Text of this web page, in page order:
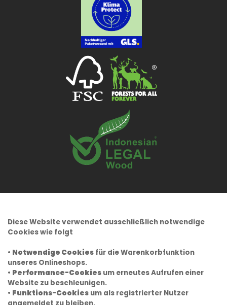
Diese Website verwendet ausschließlich notwendige
Cookies wie folgt
• Notwendige Cookies für die Warenkorbfunktion
unseres Onlineshops.
• Performance-Cookies um erneutes Aufrufen einer
Website zu beschleunigen.
• Funktions-Cookies um als registrierter Nutzer